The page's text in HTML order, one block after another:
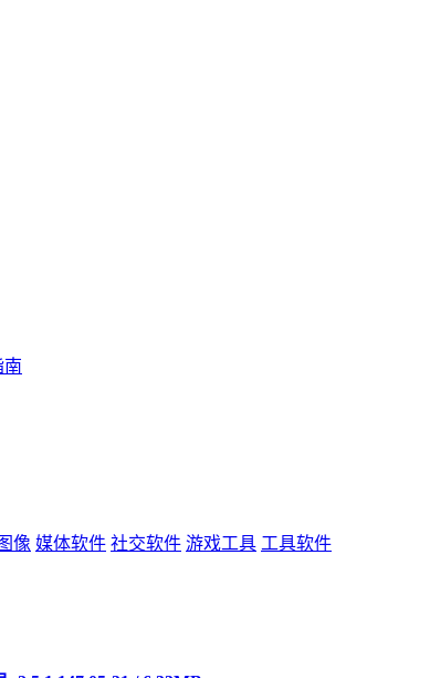
南
像 媒体软件 社交软件 游戏工具 工具软件